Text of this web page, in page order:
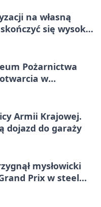
na własną
się wysoką
Pożarnictwa
w
Armii Krajowej.
dojazd do garaży
mysłowicki
Prix w steel